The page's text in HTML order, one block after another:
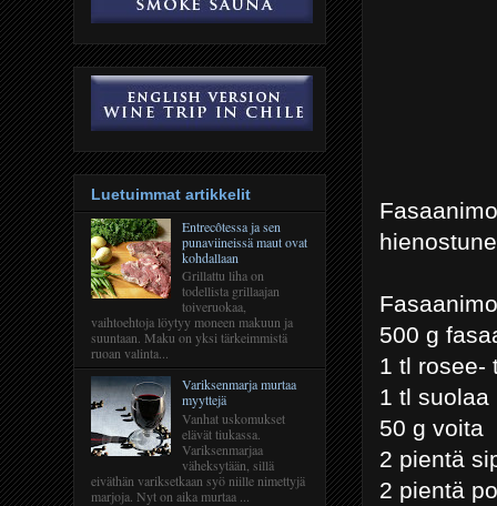
500 g
1 tl rosee-
1 tl suolaa
50 g voita
2 pientä
2 pientä
Luetuimmat artikkelit
Entrecôtessa ja sen
punaviineissä maut ovat
kohdallaan
Grillattu liha on
todellista grillaajan
toiveruokaa,
vaihtoehtoja löytyy moneen makuun ja
suuntaan. Maku on yksi tärkeimmistä
ruoan valinta...
Variksenmarja murtaa
myyttejä
Vanhat uskomukset
elävät tiukassa.
Variksenmarjaa
väheksytään, sillä
eiväthän variksetkaan syö niille nimettyjä
marjoja. Nyt on aika murtaa ...